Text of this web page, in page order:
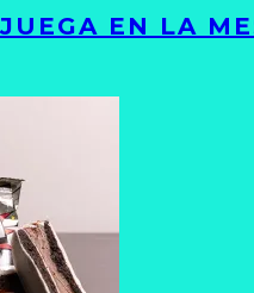
EN LA